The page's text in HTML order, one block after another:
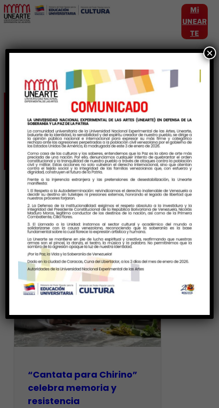
Mi
UNEAR
TE
Etiqueta:
ProducciónIntelectual
“Cantata para Chirino”
celebra memoria y
resistencia
×